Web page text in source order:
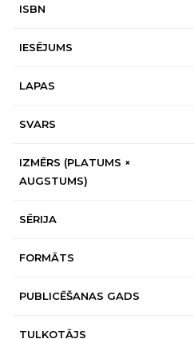
ISBN
IESĒJUMS
LAPAS
SVARS
IZMĒRS (PLATUMS ×
AUGSTUMS)
SĒRIJA
FORMĀTS
PUBLICĒŠANAS GADS
TULKOTĀJS